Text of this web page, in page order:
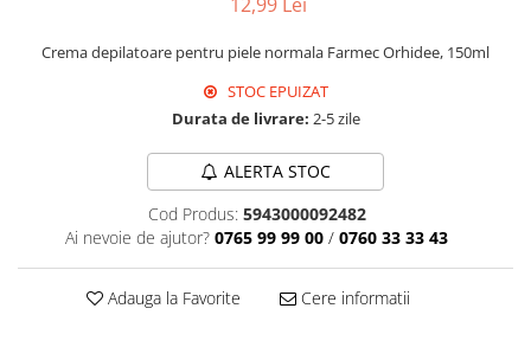
Detergenti Pardoseli
Gresie, Piatra & Granit
Odorizant Camera
Detergenti Diverse Suprafete
Dezinfectant Suprafete
Sticla & Fereastra
12,99 Lei
Crema depilatoare pentru piele normala Farmec Orhidee, 150ml
STOC EPUIZAT
Durata de livrare: 2-5 zile
ALERTA STOC
Cod Produs: 5943000092482
Ai nevoie de ajutor? 0765 99 99 00 / 0760 33 33 43
Adauga la Favorite Cere informatii